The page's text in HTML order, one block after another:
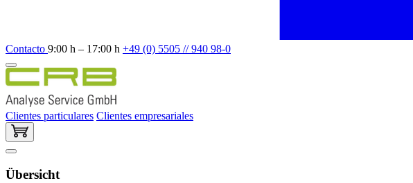
Contacto 9:00 h – 17:00 h +49 (0) 5505 // 940 98-0
Clientes particulares Clientes empresariales
Übersicht